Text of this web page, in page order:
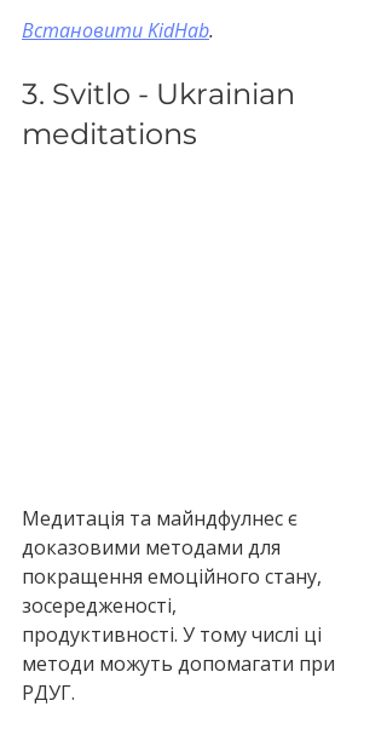
Встановити KidHab.
3. Svitlo - Ukrainian
meditations
Медитація та майндфулнес є
доказовими методами для
покращення емоційного стану,
зосередженості,
продуктивності. У тому числі ці
методи можуть допомагати при
РДУГ.